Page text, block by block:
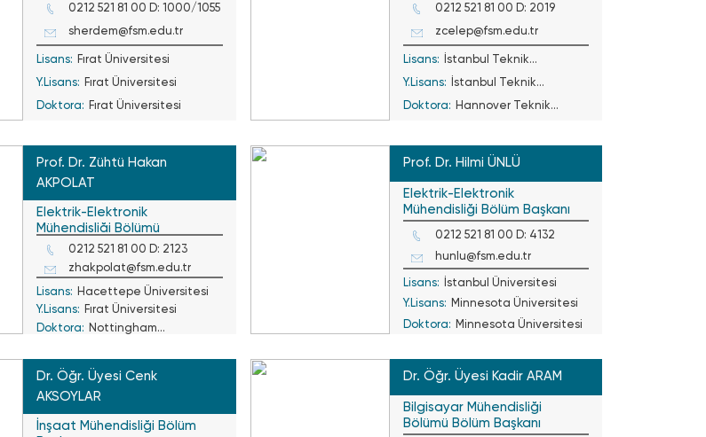
0212 521 81 00 D: 1000/1055
sherdem@fsm.edu.tr
Lisans: Fırat Üniversitesi
Y.Lisans: Fırat Üniversitesi
Doktora: Fırat Üniversitesi
0212 521 81 00 D: 2019
zcelep@fsm.edu.tr
Lisans: İstanbul Teknik
Üniversitesi
Y.Lisans: İstanbul Teknik
Üniversitesi
Doktora: Hannover Teknik
Prof. Dr. Zühtü Hakan
AKPOLAT
Elektrik-Elektronik
Mühendisliği Bölümü
0212 521 81 00 D: 2123
zhakpolat@fsm.edu.tr
Lisans: Hacettepe Üniversitesi
Y.Lisans: Fırat Üniversitesi
Doktora: Nottingham
Prof. Dr. Hilmi ÜNLÜ
Elektrik-Elektronik
Mühendisliği Bölüm Başkanı
0212 521 81 00 D: 4132
hunlu@fsm.edu.tr
Lisans: İstanbul Üniversitesi
Y.Lisans: Minnesota Üniversitesi
Doktora: Minnesota Üniversitesi
Dr. Öğr. Üyesi Cenk
AKSOYLAR
İnşaat Mühendisliği Bölüm
Dr. Öğr. Üyesi Kadir ARAM
Bilgisayar Mühendisliği
Bölümü Bölüm Başkanı